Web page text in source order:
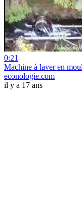
0:21
Machine à laver en
econologie.com
il y a 17 ans